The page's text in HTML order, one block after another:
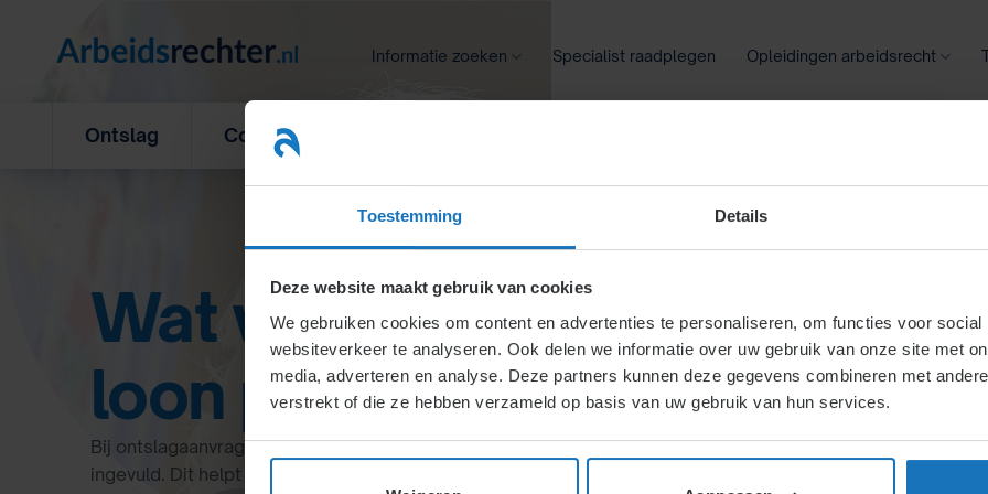
Toestemming Details
Deze website maakt gebruik van cookies
We gebruiken cookies om content en advertenties te personaliseren, om functies voor
websiteverkeer te analyseren. Ook delen we informatie over uw gebruik van onze site met
media, adverteren en analyse. Deze partners kunnen deze gegevens combineren met
verstrekt of die ze hebben verzameld op basis van uw gebruik van hun services.
Informatie zoeken Specialist raadplegen Opleidingen arbeidsrecht
Ontslag Concurrentiebeding
Wat wordt er gezien als het
loon per maand?
Bij ontslagaanvragen via UWV moet het brutoloon per maand worden
ingevuld. Dit helpt UWV beoordelen of ontslag het bedrijf rendabel maakt,